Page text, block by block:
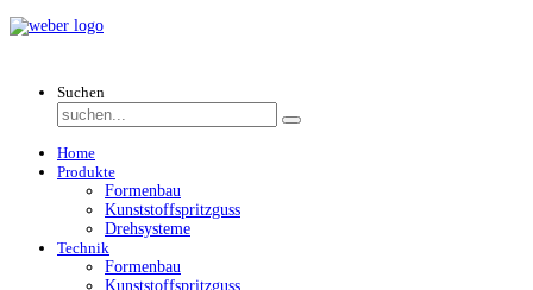
Suchen
Home
Produkte
Formenbau
Kunststoffspritzguss
Drehsysteme
Technik
Formenbau
Kunststoffspritzguss